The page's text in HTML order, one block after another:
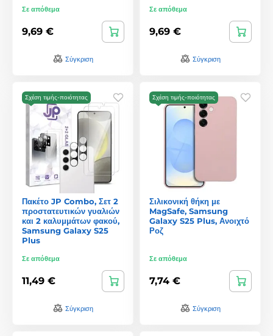
Σε απόθεμα
9,69 €
Σύγκριση
Σε απόθεμα
9,69 €
Σύγκριση
Σχέση τιμής-ποιότητας
Πακέτο JP Combo, Σετ 2
προστατευτικών γυαλιών
και 2 καλυμμάτων φακού,
Samsung Galaxy S25
Plus
Σε απόθεμα
11,49 €
Σύγκριση
Σχέση τιμής-ποιότητας
Σιλικονική θήκη με
MagSafe, Samsung
Galaxy S25 Plus, Ανοιχτό
Ροζ
Σε απόθεμα
7,74 €
Σύγκριση